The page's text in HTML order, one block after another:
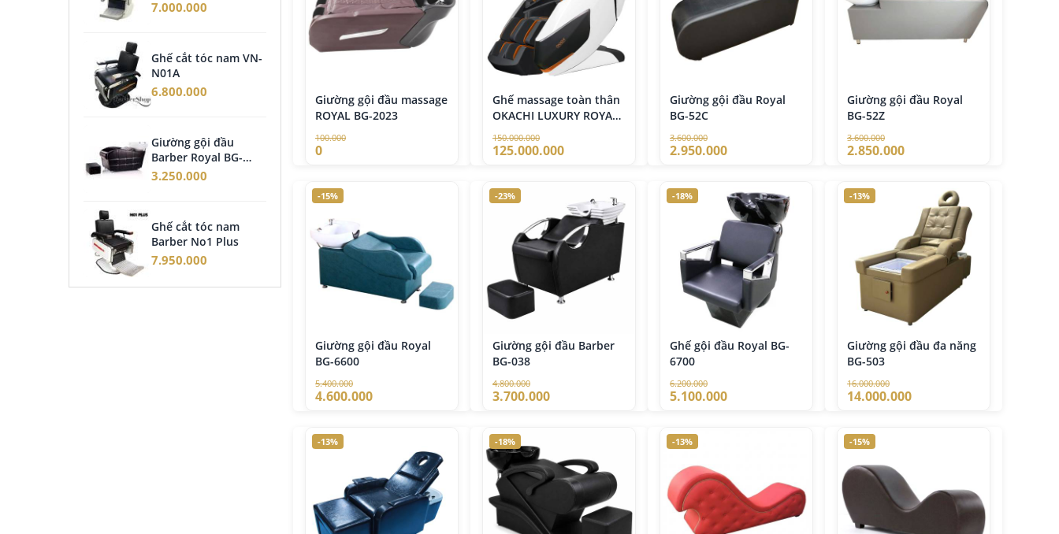
7.000.000
Ghế cắt tóc nam VN-
N01A
6.800.000
Giường gội đầu
Barber Royal BG-
3500
3.250.000
Ghế cắt tóc nam
Barber No1 Plus
7.950.000
4.200.000
14.000.000
Ghế massage chân
Ghế Cắt Tóc Nam
Nâng Hạ Điện BX-
033V25.000.000
Giường gội đầu massage
ROYAL BG-2023
100.000
0
Ghế massage toàn thân
OKACHI LUXURY ROYAL
JP-8899
150.000.000
125.000.000
Giường gội đầu Royal
BG-52C
3.600.000
2.950.000
Giường gội đầu Royal
BG-52Z
3.600.000
2.850.000
-15%
Giường gội đầu Royal
BG-6600
5.400.000
4.600.000
-23%
Giường gội đầu Barber
BG-038
4.800.000
3.700.000
-18%
Ghế gội đầu Royal BG-
6700
6.200.000
5.100.000
-13%
Giường gội đầu đa năng
BG-503
16.000.000
14.000.000
-13% -18% -13% -15%